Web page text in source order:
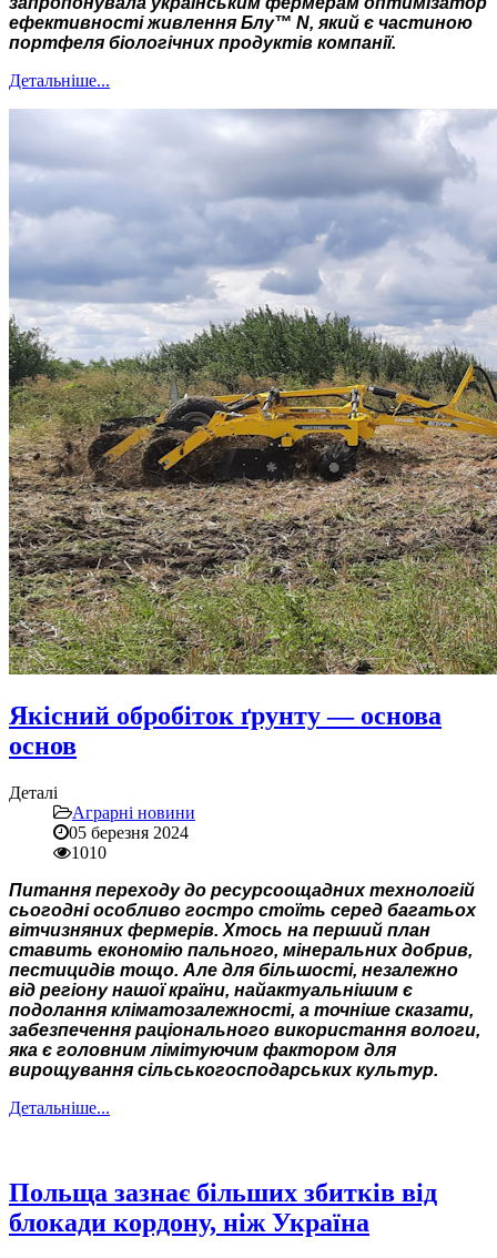
ефективності живлення Блу™ N, який є частиною
портфеля біологічних продуктів компанії.
Детальніше...
Якісний обробіток ґрунту — основа
основ
Деталі
Аграрні новини
05 березня 2024
1010
Питання переходу до ресурсоощадних технологій
сьогодні особливо гостро стоїть серед багатьох
вітчизняних фермерів. Хтось на перший план
ставить економію пального, мінеральних добрив,
пестицидів тощо. Але для більшості, незалежно
від регіону нашої країни, найактуальнішим є
подолання кліматозалежності, а точніше сказати,
забезпечення раціонального використання вологи,
яка є головним лімітуючим фактором для
вирощування сільськогосподарських культур.
Детальніше...
Польща зазнає більших збитків від
блокади кордону, ніж Україна